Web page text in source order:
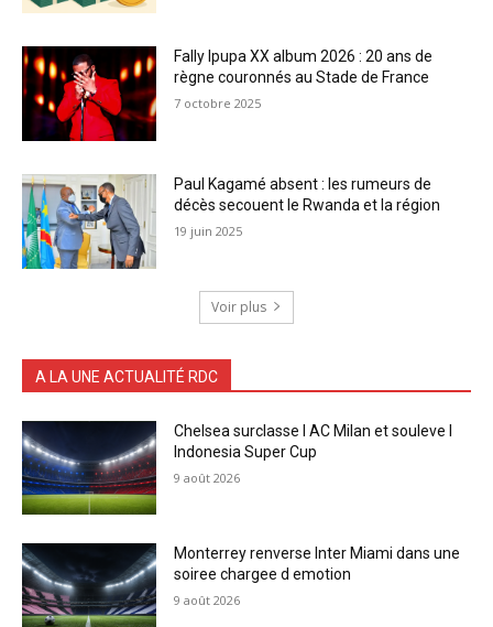
Fally Ipupa XX album 2026 : 20 ans de
règne couronnés au Stade de France
7 octobre 2025
Paul Kagamé absent : les rumeurs de
décès secouent le Rwanda et la région
19 juin 2025
Voir plus
A LA UNE ACTUALITÉ RDC
Chelsea surclasse l AC Milan et souleve l
Indonesia Super Cup
9 août 2026
Monterrey renverse Inter Miami dans une
soiree chargee d emotion
9 août 2026